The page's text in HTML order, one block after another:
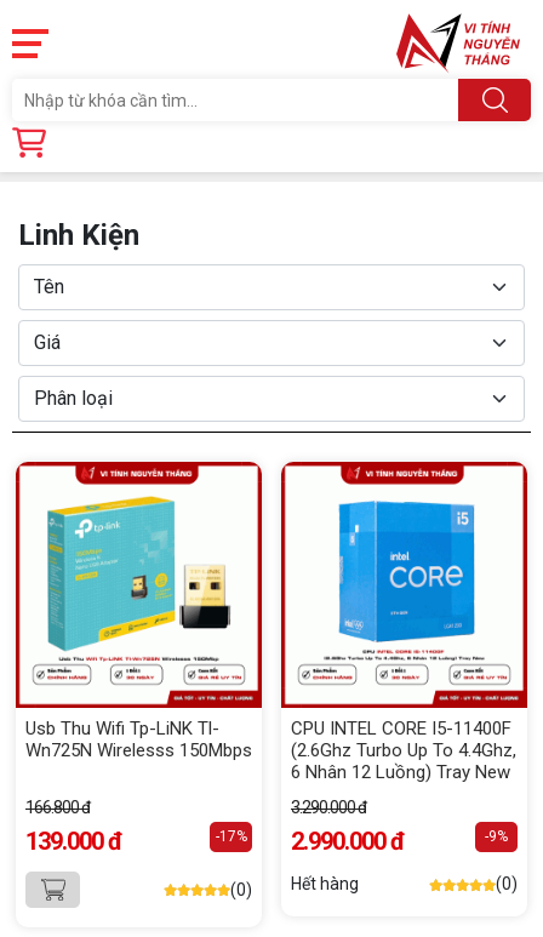
Trang chủ
Linh Kiện
Usb Thu Wifi Tp-LiNK Tl-
Wn725N Wirelesss 150Mbps
166.800 đ
139.000 đ -17%
(0)
CPU INTEL CORE I5-11400F
(2.6Ghz Turbo Up To 4.4Ghz,
6 Nhân 12 Luồng) Tray New
3.290.000 đ
2.990.000 đ -9%
Hết hàng (0)